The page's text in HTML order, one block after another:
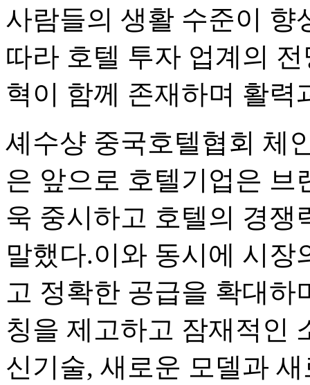
사람들의 생활 수준이 향
따라 호텔 투자 업계의
혁이 함께 존재하며 활력
셰수샹 중국호텔협회 체
은 앞으로 호텔기업은 브
욱 중시하고 호텔의 경쟁
말했다.이와 동시에 시
고 정확한 공급을 확대
칭을 제고하고 잠재적인
신기술, 새로운 모델과